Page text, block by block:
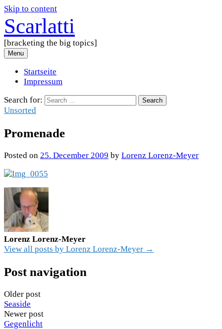
Skip to content
Scarlatti
[bracketing the big topics]
Menu
Startseite
Impressum
Search for:
Unsorted
Promenade
Posted on 25. December 2009 by Lorenz Lorenz-Meyer
Lorenz Lorenz-Meyer
View all posts by Lorenz Lorenz-Meyer →
Post navigation
Older post
Seaside
Newer post
Gegenlicht